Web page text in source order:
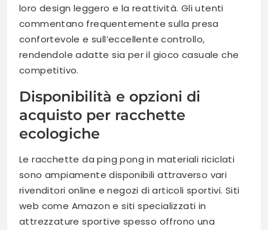
loro design leggero e la reattività. Gli utenti
commentano frequentemente sulla presa
confortevole e sull’eccellente controllo,
rendendole adatte sia per il gioco casuale che
competitivo.
Disponibilità e opzioni di
acquisto per racchette
ecologiche
Le racchette da ping pong in materiali riciclati
sono ampiamente disponibili attraverso vari
rivenditori online e negozi di articoli sportivi. Siti
web come Amazon e siti specializzati in
attrezzature sportive spesso offrono una